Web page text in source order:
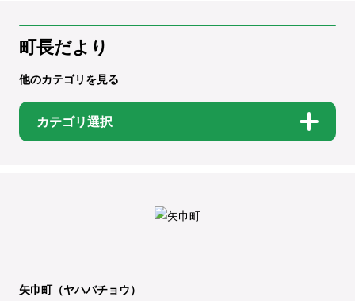
町長だより
他のカテゴリを見る
カテゴリ選択
矢巾町（ヤハバチョウ）